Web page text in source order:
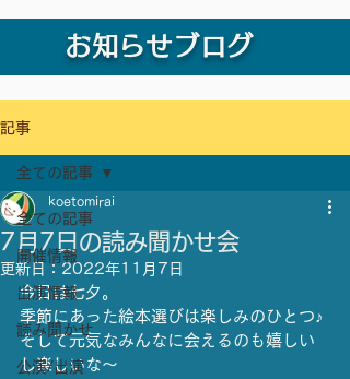
お知らせブログ
記事
全ての記事
開催情報
出演情報
読み聞かせ
公演/出演
全ての記事
7月7日の読み聞かせ会
koetomirai
更新日： 2022年11月7日
今日は七夕。
季節にあった絵本選びは楽しみのひとつ♪
そして元気なみんなに会えるのも嬉しい
し楽しいな〜